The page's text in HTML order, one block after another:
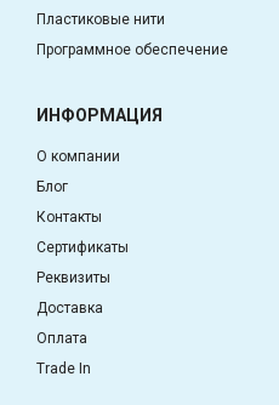
Пластиковые нити
Программное обеспечение
ИНФОРМАЦИЯ
О компании
Блог
Контакты
Сертификаты
Реквизиты
Доставка
Оплата
Trade In